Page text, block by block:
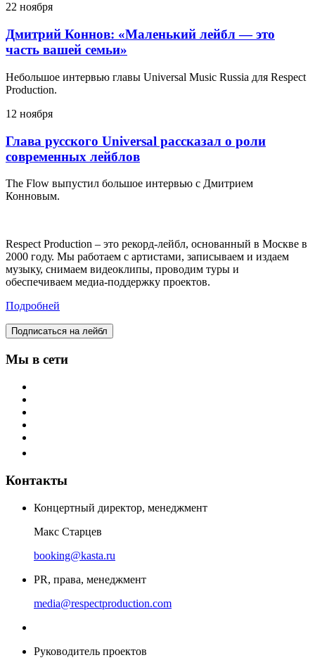
22 ноября
Дмитрий Коннов: «Маленький лейбл — это
часть вашей семьи»
Небольшое интервью главы Universal Music Russia для Respect
Production.
12 ноября
Глава русского Universal рассказал о роли
современных лейблов
The Flow выпустил большое интервью с Дмитрием
Конновым.
Respect Production – это рекорд-лейбл, основанный в Москве в
2000 году. Мы работаем с артистами, записываем и издаем
музыку, снимаем видеоклипы, проводим туры и
обеспечиваем медиа-поддержку проектов.
Подробней
Подписаться на лейбл
Мы в сети
Контакты
Концертный директор, менеджмент
Макс Старцев
booking@kasta.ru
PR, права, менеджмент
media@respectproduction.com
Руководитель проектов